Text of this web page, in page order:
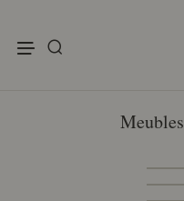
Meubles